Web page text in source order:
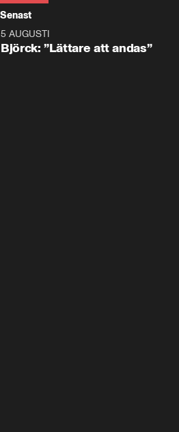
Senast
5 AUGUSTI
Björck: ”Lättare att andas”